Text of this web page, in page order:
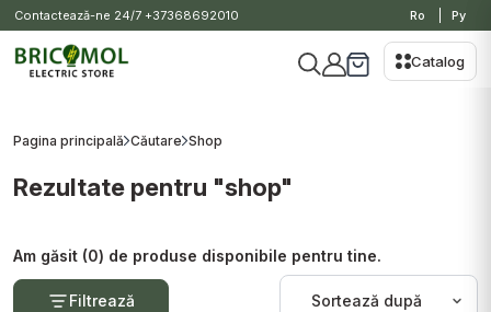
Contactează-ne 24/7 +37368692010 Ro Ру
Catalog
Pagina principală Căutare Shop
Rezultate pentru "shop"
Am găsit (0) de produse disponibile pentru tine.
Filtrează